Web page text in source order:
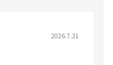
2026.7.21